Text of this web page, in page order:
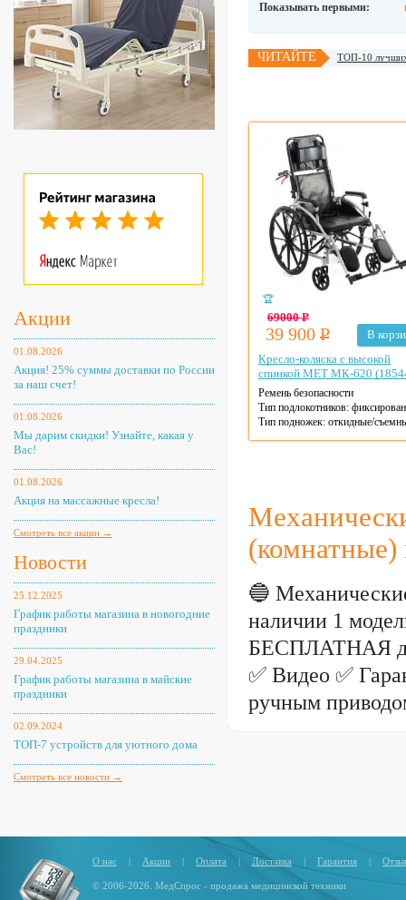
Акции
01.08.2026
Акция! 25% суммы доставки по России
за наш счет!
01.08.2026
Мы дарим скидки! Узнайте, какая у
Вас!
01.08.2026
Акция на массажные кресла!
Смотреть все акции →
Новости
25.12.2025
График работы магазина в новогодние
праздники
29.04.2025
График работы магазина в майские
праздники
02.09.2024
ТОП-7 устройств для уютного дома
Смотреть все новости →
Показывать первыми:
ЧИТАЙТЕ ТОП-10 лучших
🏆
69000Р
39 900 Р
В
Кресло-коляска с высокой
спинкой MET МК-620
Ремень безопасности
Тип подлокотников:
Тип подножек: откидные/
Цвет: черный
Цвет рамы: хром
(комнатные)
🔵
наличии 1
БЕСПЛАТНАЯ
✅ Видео ✅
ручным
О нас | Акции | Оплата | Доставка | Гарантия |
© 2006-2026. МедСпрос - продажа медицинской техники